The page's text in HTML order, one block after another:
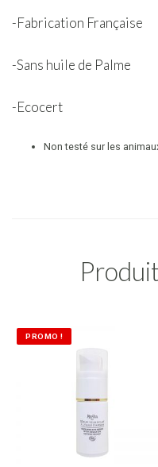
-Fabrication Française
-Sans huile de Palme
-Ecocert
Non testé sur les
PROMO !